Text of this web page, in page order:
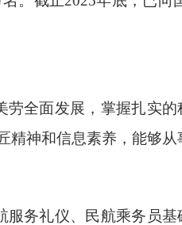
劳全面发展，掌握扎实
精神和信息素养，能够
服务礼仪、民航乘务员